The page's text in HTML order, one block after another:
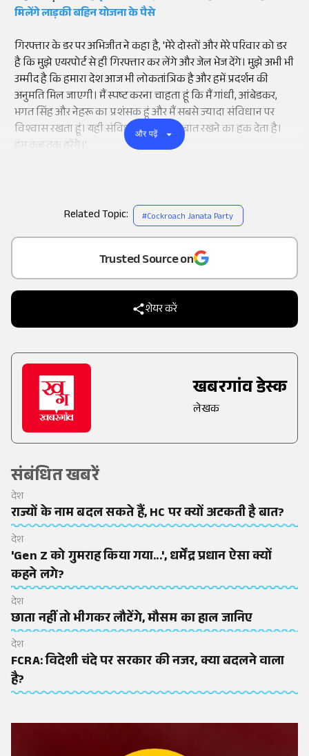
Add
as a
Trusted Source on
शेयर करें
खबरगांव डेस्क
लेखक
संबंधित खबरें
देश
राज्यों के नाम बदल सकते हैं, HC पर क्यों अटकती है बात?
देश
'Gen Z को गुमराह किया गया...', धर्मेंद्र प्रधान ऐसा क्यों
कहने लगे?
देश
छाता नहीं तो भीगकर लौटेंगे, मौसम का हाल जानिए
देश
FCRA: विदेशी चंदे पर सरकार की नजर, क्या बदलने वाला
है?
मिलेंगे लाड़की बहिन योजना के पैसे
गिरफ्तार के डर पर अभिजीत ने कहा है, 'मेरे दोस्तों और मेरे परिवार को डर
है कि मुझे एयरपोर्ट से ही गिरफ्तार कर लेंगे और जेल भेज देंगे। मुझे अभी भी
उम्मीद है कि हमारा देश आज भी लोकतांत्रिक है और हमें प्रदर्शन की
अनुमति मिल जाएगी। मैं स्पष्ट करना चाहता हूं कि मैं गांधी, आंबेडकर,
भगत सिंह और नेहरू का प्रशंसक हूं और मैं सबसे ज्यादा संविधान पर
विश्वास रखता हूं। यही संविधान हमें अपनी बात रखने का हक देता है।
हम कब तक डरेंगे।'
और पढ़ें
Related Topic: #Cockroach Janata Party